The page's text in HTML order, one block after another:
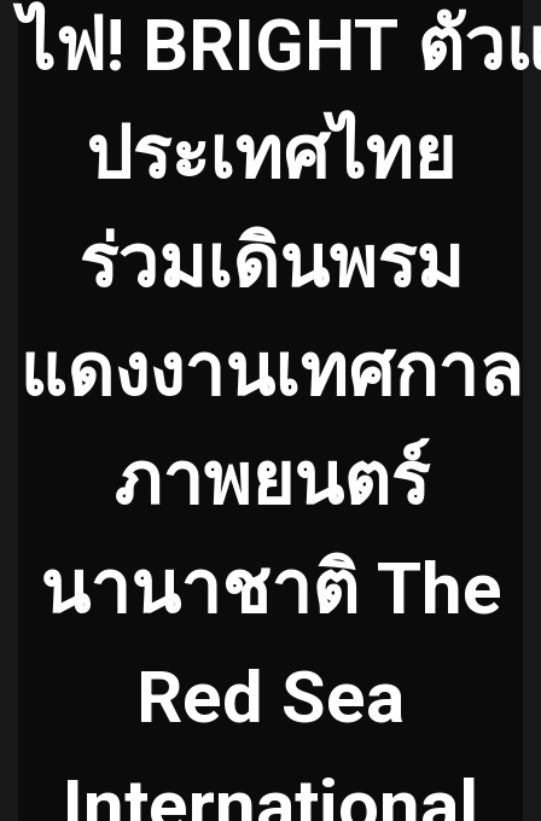
ไฟ! BRIGHT ตั
ประเทศไทย
ร่วมเดินพรม
แดงงานเทศกาล
ภาพยนตร์
นานาชาติ The
Red Sea